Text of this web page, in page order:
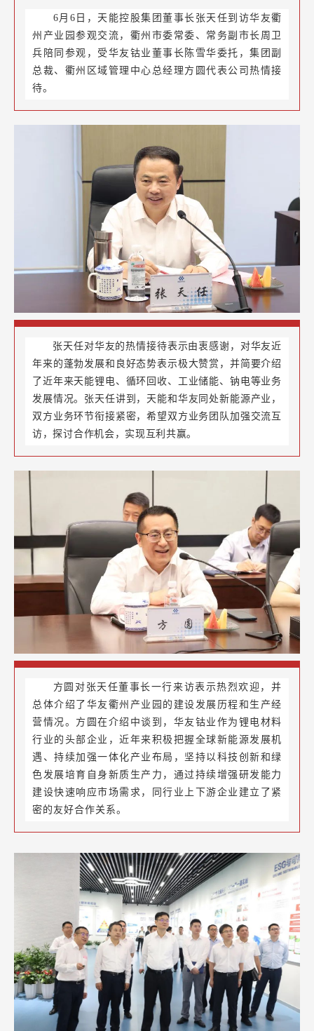
6月6日，天能控股集团董事长张天任到访华友衢
州产业园参观交流，衢州市委常委、常务副市长周卫
兵陪同参观，受华友钴业董事长陈雪华委托，集团副
总裁、衢州区域管理中心总经理方圆代表公司热情接
待。
张天任对华友的热情接待表示由衷感谢，对华友近
年来的蓬勃发展和良好态势表示极大赞赏，并简要介绍
了近年来天能锂电、循环回收、工业储能、钠电等业务
发展情况。张天任讲到，天能和华友同处新能源产业，
双方业务环节衔接紧密，希望双方业务团队加强交流互
访，探讨合作机会，实现互利共赢。
方圆对张天任董事长一行来访表示热烈欢迎，并
总体介绍了华友衢州产业园的建设发展历程和生产经
营情况。方圆在介绍中谈到，华友钴业作为锂电材料
行业的头部企业，近年来积极把握全球新能源发展机
遇、持续加强一体化产业布局，坚持以科技创新和绿
色发展培育自身新质生产力，通过持续增强研发能力
建设快速响应市场需求，同行业上下游企业建立了紧
密的友好合作关系。